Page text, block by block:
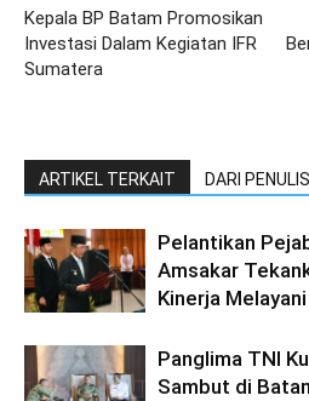
Kepala BP Batam Promosikan
Investasi Dalam Kegiatan IFR
Sumatera
ARTIKEL TERKAIT DARI PENULIS
Pelantikan
Amsakar
Kinerja Melayani
Panglima TNI
Sambut di